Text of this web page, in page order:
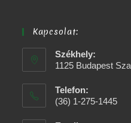
Kapcsolat:
Székhely:
1125 Budapest
Telefon:
(36) 1-275-1445